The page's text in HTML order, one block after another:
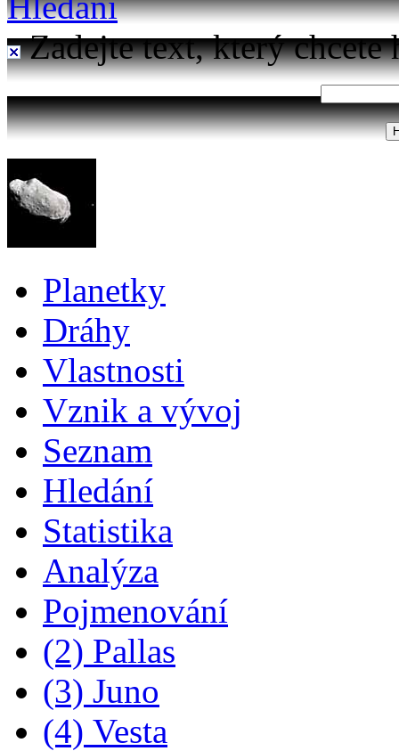
Zadejte text, který chcete
Planetky
Dráhy
Vlastnosti
Vznik a vývoj
Seznam
Hledání
Statistika
Analýza
Pojmenování
(2) Pallas
(3) Juno
(4) Vesta